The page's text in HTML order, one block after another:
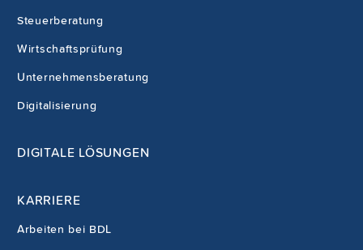
Steuerberatung
Wirtschaftsprüfung
Unternehmensberatung
Digitalisierung
DIGITALE LÖSUNGEN
KARRIERE
Arbeiten bei BDL